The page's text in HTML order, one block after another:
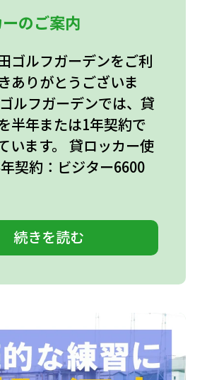
のご案内
ゴルフガーデンをご利
ありがとうございま
ルフガーデンでは、貸
半年または1年契約で
います。 貸ロッカー使
契約：ビジター6600
続きを読む